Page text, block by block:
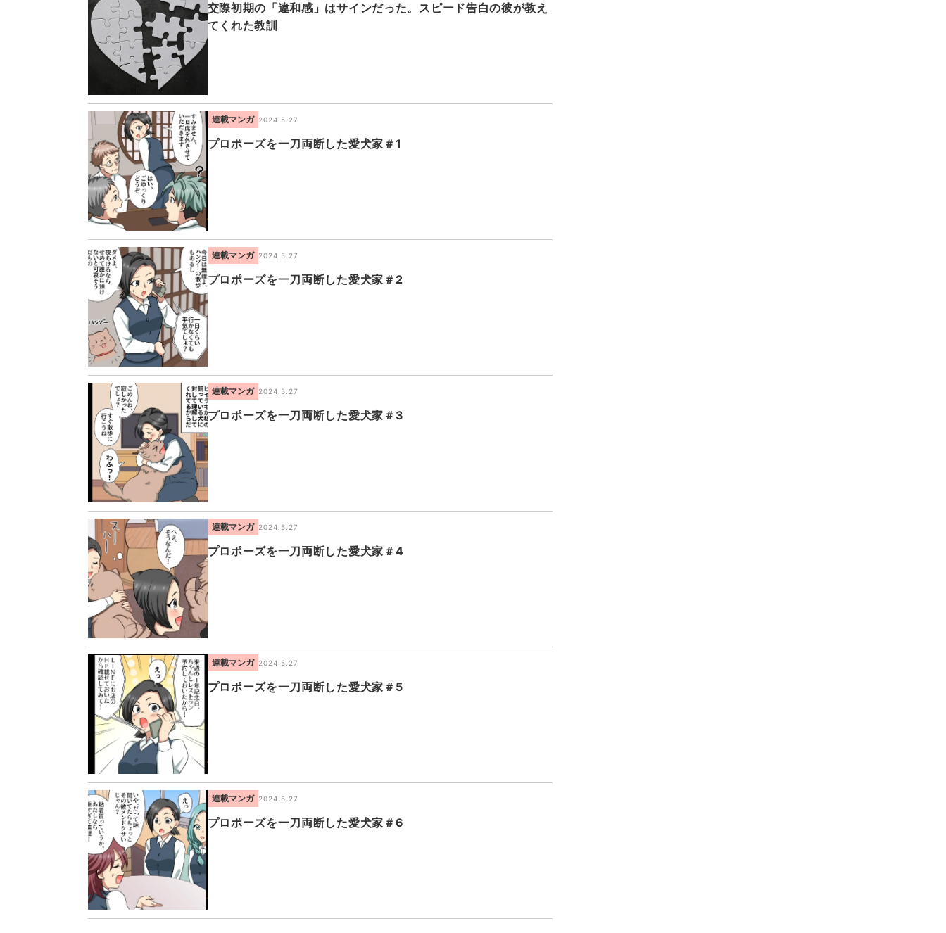
交際初期の「違和感」はサインだった。スピード告白の彼が教え
てくれた教訓
連載マンガ 2024.5.27
プロポーズを一刀両断した愛犬家＃1
連載マンガ 2024.5.27
プロポーズを一刀両断した愛犬家＃2
連載マンガ 2024.5.27
プロポーズを一刀両断した愛犬家＃3
連載マンガ 2024.5.27
プロポーズを一刀両断した愛犬家＃4
連載マンガ 2024.5.27
プロポーズを一刀両断した愛犬家＃5
連載マンガ 2024.5.27
プロポーズを一刀両断した愛犬家＃6